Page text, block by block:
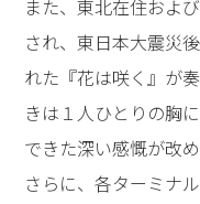
また、東北在住およ
され、東日本大震災
れた『花は咲く』が
きは１人ひとりの胸
できた深い感慨が改
さらに、各ターミナ